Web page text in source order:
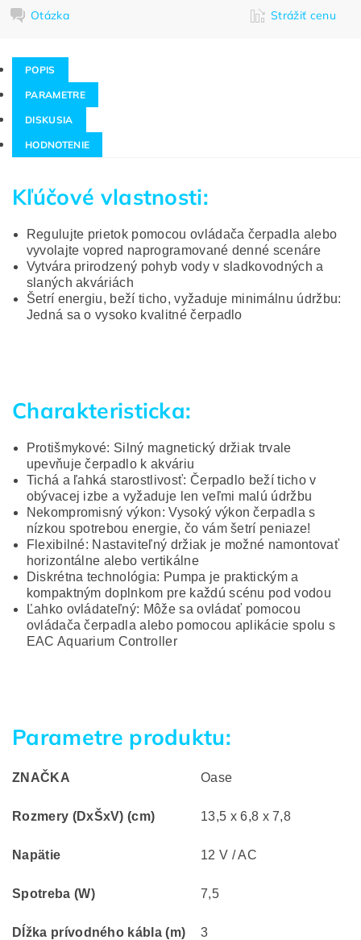
Otázka
Strážiť cenu
POPIS
PARAMETRE
DISKUSIA
HODNOTENIE
Kľúčové vlastnosti:
Regulujte prietok pomocou ovládača čerpadla alebo
vyvolajte vopred naprogramované denné scenáre
Vytvára prirodzený pohyb vody v sladkovodných a
slaných akváriách
Šetrí energiu, beží ticho, vyžaduje minimálnu údržbu:
Jedná sa o vysoko kvalitné čerpadlo
Charakteristicka:
Protišmykové: Silný magnetický držiak trvale
upevňuje čerpadlo k akváriu
Tichá a ľahká starostlivosť: Čerpadlo beží ticho v
obývacej izbe a vyžaduje len veľmi malú údržbu
Nekompromisný výkon: Vysoký výkon čerpadla s
nízkou spotrebou energie, čo vám šetrí peniaze!
Flexibilné: Nastaviteľný držiak je možné namontovať
horizontálne alebo vertikálne
Diskrétna technológia: Pumpa je praktickým a
kompaktným doplnkom pre každú scénu pod vodou
Ľahko ovládateľný: Môže sa ovládať pomocou
ovládača čerpadla alebo pomocou aplikácie spolu s
EAC Aquarium Controller
Parametre produktu:
ZNAČKA Oase
Rozmery (DxŠxV) (cm) 13,5 x 6,8 x 7,8
Napätie 12 V / AC
Spotreba (W) 7,5
Dĺžka prívodného kábla (m) 3